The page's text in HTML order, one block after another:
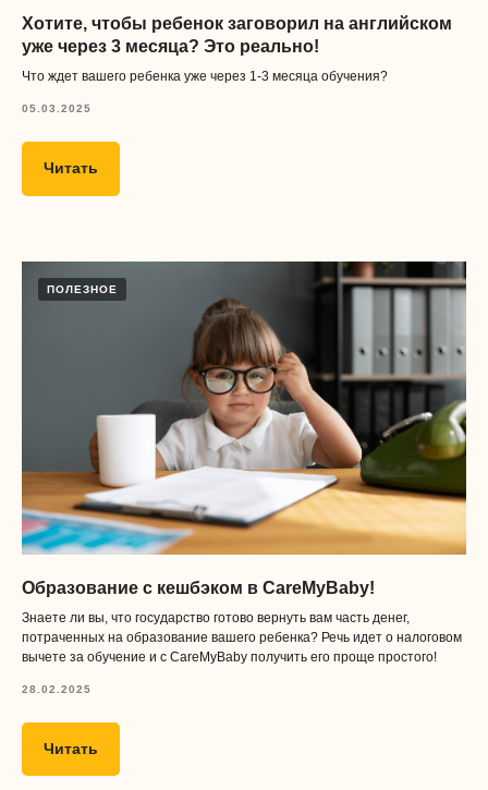
Хотите, чтобы ребенок заговорил на английском
уже через 3 месяца? Это реально!
Что ждет вашего ребенка уже через 1-3 месяца обучения?
05.03.2025
Читать
ПОЛЕЗНОЕ
Образование с кешбэком в CareMyBaby!
Знаете ли вы, что государство готово вернуть вам часть денег,
потраченных на образование вашего ребенка? Речь идет о налоговом
вычете за обучение и с CareMyBaby получить его проще простого!
28.02.2025
Читать
Получать
полезные